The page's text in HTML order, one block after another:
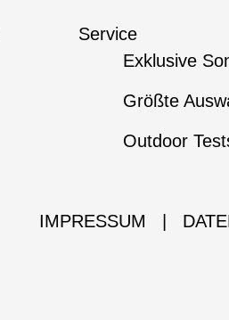
Service
Exklusive
Größte
Outdoor
IMPRESSUM